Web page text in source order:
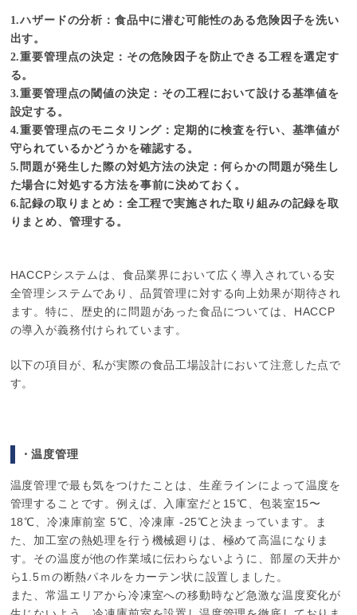
1.ハザードの分析：食品中に潜む可能性のある危険因子を洗い
出す。
2.重要管理点の決定：その危険因子を防止できる工程を選定す
る。
3.重要管理点の閾値の決定：その工程において設ける基準値を
設定する。
4.重要管理点のモニタリング：定期的に検査を行い、基準値が
守られているかどうかを確認する。
5.問題が発生した際の対処方法の決定：何らかの問題が発生し
た場合に対処する方法を事前に決めておく。
6.記録の取りまとめ：全工程で実施された取り組みの記録を取
りまとめ、管理する。
HACCPシステムは、食品業界において広く導入されている安
全管理システムであり、品質管理に対する向上効果が期待され
ます。特に、歴史的に問題があった食品については、HACCP
の導入が義務付けられています。
以下の項目が、私が実際の食品工場設計において注意した点で
す。
・温度管理
温度管理で最も気をつけたことは、生産ラインによって温度を
管理することです。例えば、入庫室だと15℃、包装室15〜
18℃、冷凍庫前室 5℃、冷凍庫 -25℃と決まっています。ま
た、加工室の熱処理を行う機械廻りは、極めて高温になりま
す。その温度が他の作業域に伝わらないように、部屋の天井か
ら1.5ｍの断熱パネルをカーテン状に設置しました。
また、常温エリアから冷凍室への移動時など急激な温度変化が